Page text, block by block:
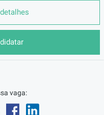
de negócios é baseado
com
vaga: